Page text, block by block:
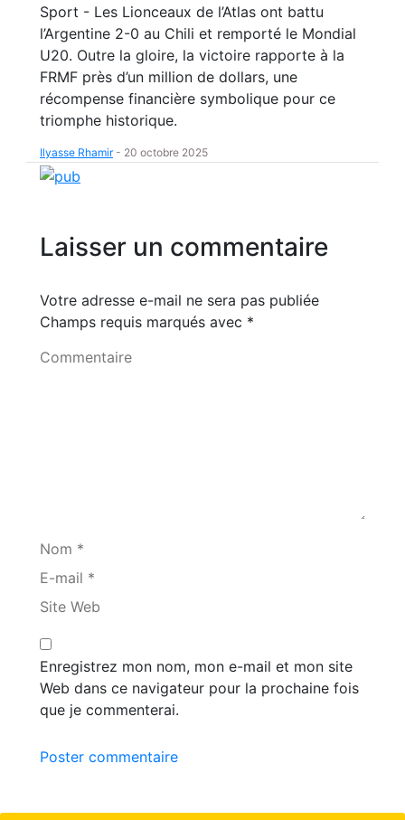
Sport - Les Lionceaux de l’Atlas ont battu
l’Argentine 2-0 au Chili et remporté le Mondial
U20. Outre la gloire, la victoire rapporte à la
FRMF près d’un million de dollars, une
récompense financière symbolique pour ce
triomphe historique.
Ilyasse Rhamir- 20 octobre 2025
Laisser un commentaire
Votre adresse e-mail ne sera pas publiée
Champs requis marqués avec *
Commentaire
Nom *
E-mail *
Site Web
Enregistrez mon nom, mon e-mail et mon site
Web dans ce navigateur pour la prochaine fois
que je commenterai.
Poster commentaire